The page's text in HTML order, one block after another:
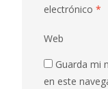
electrónico *
Web
Guarda mi
en este